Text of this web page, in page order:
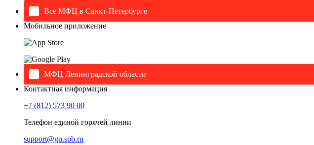
Все МФЦ в Санкт-Петербурге
Мобильное приложение
МФЦ Ленинградской области
Контактная информация
+7 (812) 573 90 00
Телефон единой горячей линии
support@gu.spb.ru